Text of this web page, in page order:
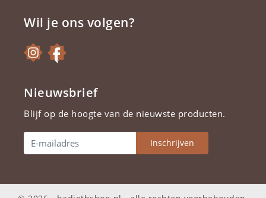
Wil je ons volgen?
Nieuwsbrief
Blijf op de hoogte van de nieuwste producten.
Inschrijven